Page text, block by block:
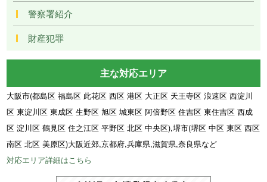
警察署紹介
財産犯罪
主な対応エリア
大阪市(都島区 福島区 此花区 西区 港区 大正区 天王寺区 浪速区 西淀川
区 東淀川区 東成区 生野区 旭区 城東区 阿倍野区 住吉区 東住吉区 西成
区 淀川区 鶴見区 住之江区 平野区 北区 中央区),堺市(堺区 中区 東区 西区
南区 北区 美原区)大阪近郊,京都府,兵庫県,滋賀県,奈良県など
対応エリア詳細はこちら